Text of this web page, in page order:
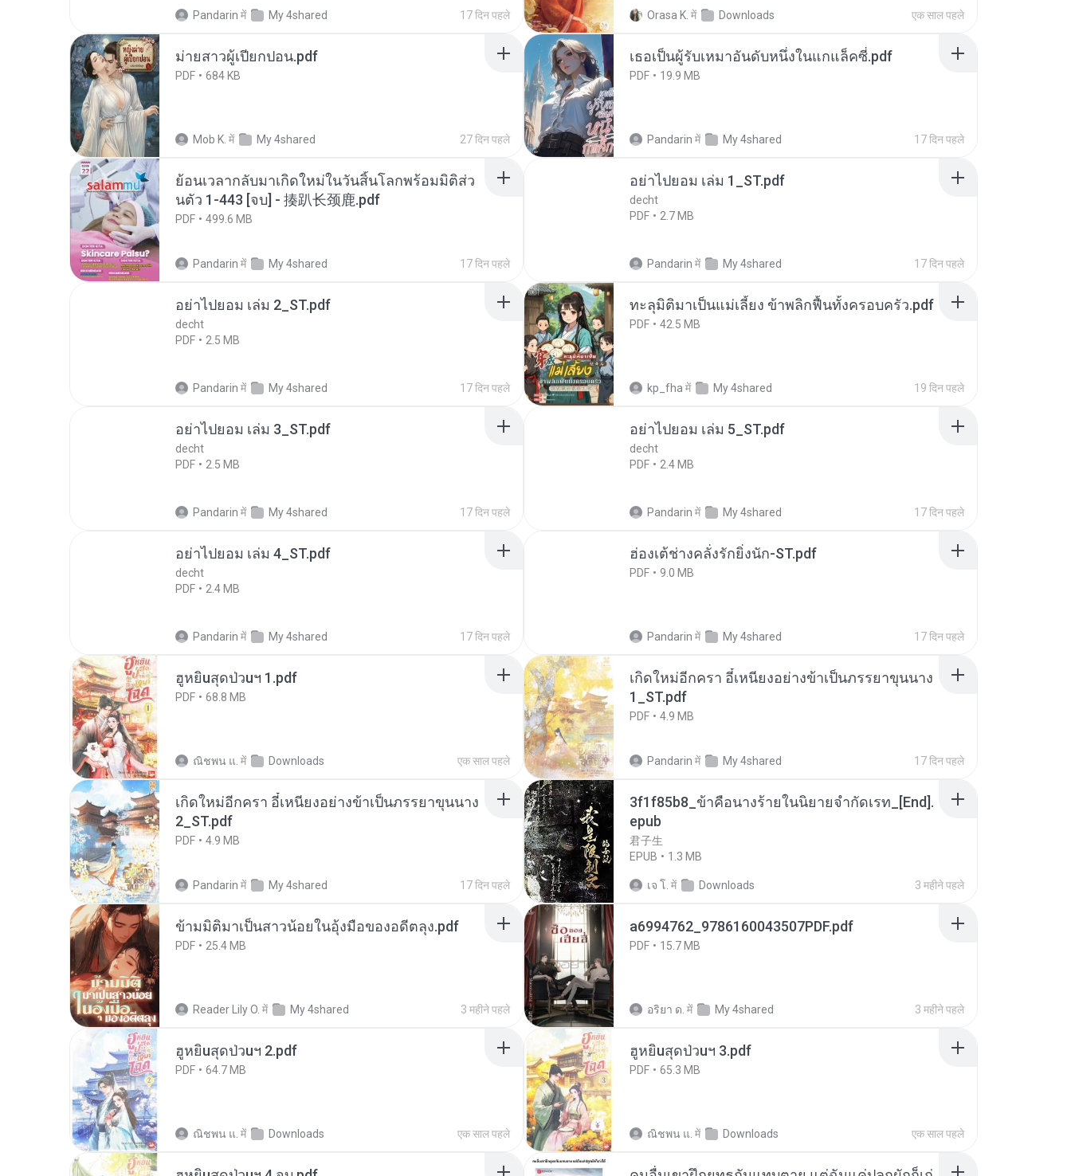
Pandarin में My 4shared 17 दिन पहले Orasa K. में Downloads एक साल पहले
ม่ายสาวผู้เปียกปอน.pdf
PDF 684 KB
Mob K. में My 4shared 27 दिन पहले
เธอเป็นผู้รับเหมาอันดับหนึ่งในแกแล็คซี่.pdf
PDF 19.9 MB
Pandarin में My 4shared 17 दिन पहले
ย้อนเวลากลับมาเกิดใหม่ในวันสิ้นโลกพร้อมมิติส่ว
นตัว 1-443 [จบ] - 揍趴长颈鹿.pdf
PDF 499.6 MB
Pandarin में My 4shared 17 दिन पहले
อย่าไปยอม เล่ม 1_ST.pdf
decht
PDF
2.7 MB
Pandarin में My 4shared 17 दिन पहले
อย่าไปยอม เล่ม 2_ST.pdf
decht
PDF
2.5 MB
Pandarin में My 4shared 17 दिन पहले
ทะลุมิติมาเป็นแม่เลี้ยง ข้าพลิกฟื้นทั้งครอบครัว.pdf
PDF 42.5 MB
kp_fha में My 4shared 19 दिन पहले
อย่าไปยอม เล่ม 3_ST.pdf
decht
PDF
2.5 MB
Pandarin में My 4shared 17 दिन पहले
อย่าไปยอม เล่ม 5_ST.pdf
decht
PDF
2.4 MB
Pandarin में My 4shared 17 दिन पहले
อย่าไปยอม เล่ม 4_ST.pdf
decht
PDF
2.4 MB
Pandarin में My 4shared 17 दिन पहले
ฮ่องเต้ช่างคลั่งรักยิ่งนัก-ST.pdf
PDF 9.0 MB
Pandarin में My 4shared 17 दिन पहले
ฮูหยิuสุดป่วuฯ 1.pdf
PDF 68.8 MB
ณิชพน แ. में Downloads एक साल पहले
เกิดใหม่อีกครา อี๋เหนียงอย่างข้าเป็นภรรยาขุนนาง
1_ST.pdf
PDF 4.9 MB
Pandarin में My 4shared 17 दिन पहले
เกิดใหม่อีกครา อี๋เหนียงอย่างข้าเป็นภรรยาขุนนาง
2_ST.pdf
PDF 4.9 MB
Pandarin में My 4shared 17 दिन पहले
3f1f85b8_ข้าคือนางร้ายในนิยายจำกัดเรท_[End].
epub
君子生
EPUB
1.3 MB
เจ โ. में Downloads 3 महीने पहले
ข้ามมิติมาเป็นสาวน้อยในอุ้งมือของอดีตลุง.pdf
PDF 25.4 MB
Reader Lily O. में My 4shared 3 महीने पहले
a6994762_9786160043507PDF.pdf
PDF 15.7 MB
อริยา ด. में My 4shared 3 महीने पहले
ฮูหยิuสุดป่วuฯ 2.pdf
PDF 64.7 MB
ณิชพน แ. में Downloads एक साल पहले
ฮูหยิuสุดป่วuฯ 3.pdf
PDF 65.3 MB
ณิชพน แ. में Downloads एक साल पहले